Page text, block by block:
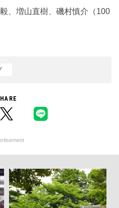
、増山直樹、磯村慎介（100